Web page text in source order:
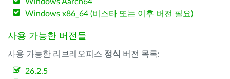
Windows x86_64 (비스타 또는 이후 버전 필요)
사용 가능한 버전들
사용 가능한 리브레오피스 정식 버전 목록:
26.2.5